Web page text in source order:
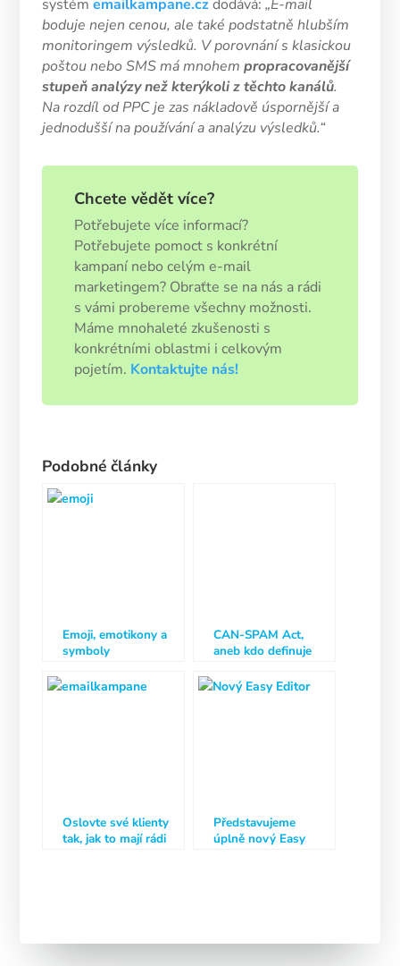
systémemailkampane.czdodává:„E-mail
boduje nejen cenou, ale také podstatně hlubším
monitoringem výsledků. V porovnání s klasickou
poštou nebo SMS má mnohempropracovanější
stupeň analýzy než kterýkoli z těchto kanálů.
Na rozdíl od PPC je zas nákladově úspornější a
jednodušší na používání a analýzu výsledků.“
Chcete vědět více?
Potřebujete více informací?
Potřebujete pomoct s konkrétní
kampaní nebo celým e-mail
marketingem? Obraťte se na nás a rádi
s vámi probereme všechny možnosti.
Máme mnohaleté zkušenosti s
konkrétními oblastmi i celkovým
pojetím. Kontaktujte nás!
Podobné články
Emoji, emotikony a
symboly
CAN-SPAM Act,
aneb kdo definuje
Oslovte své klienty
tak, jak to mají rádi
Představujeme
úplně nový Easy